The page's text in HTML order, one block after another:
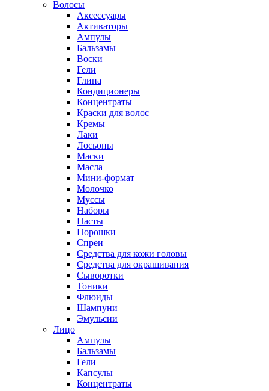
Волосы
Аксессуары
Активаторы
Ампулы
Бальзамы
Воски
Гели
Глина
Кондиционеры
Концентраты
Краски для волос
Кремы
Лаки
Лосьоны
Маски
Масла
Мини-формат
Молочко
Муссы
Наборы
Пасты
Порошки
Спреи
Средства для кожи головы
Средства для окрашивания
Сыворотки
Тоники
Флюиды
Шампуни
Эмульсии
Лицо
Ампулы
Бальзамы
Гели
Капсулы
Концентраты